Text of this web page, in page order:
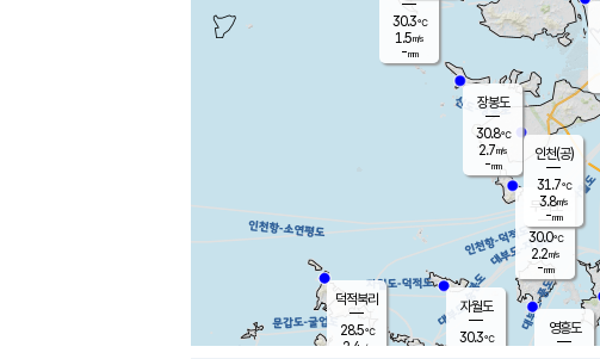
무의도
30.0℃
2.2m/s
-mm
영흥도
30.3℃
1.5m/s
-mm
자월도
30.3℃
장봉도
30.8℃
2.7m/s
-mm
덕적북리
28.5℃
2.4 m/s
인천(공)
31.7℃
3.8m/s
-mm